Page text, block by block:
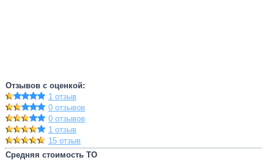
Отзывов с оценкой:
1 отзыв
0 отзывов
0 отзывов
1 отзыв
15 отзыв
Средняя стоимость ТО